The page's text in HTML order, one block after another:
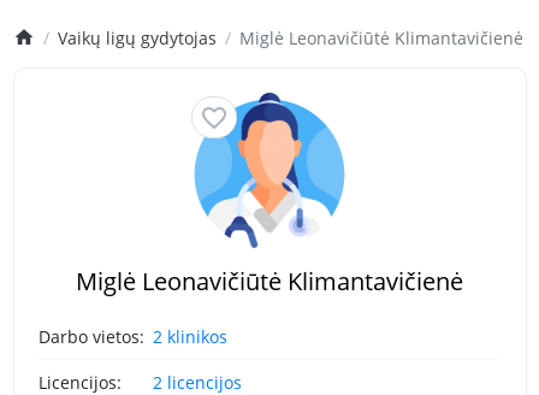
Vaikų ligų gydytojas Miglė Leonavičiūtė Klimantavičienė
Miglė Leonavičiūtė Klimantavičienė
Darbo vietos: 2 klinikos
Licencijos:
2 licencijos